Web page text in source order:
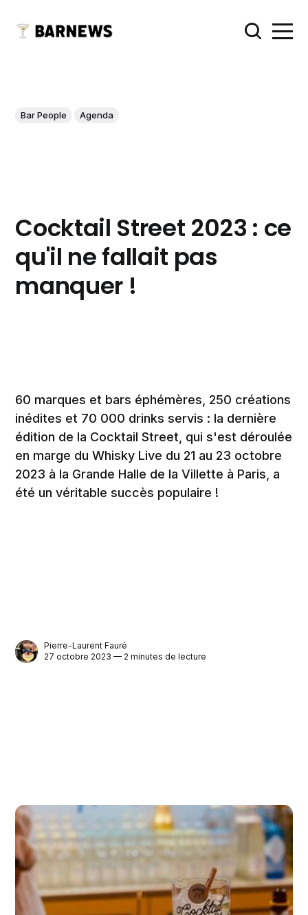
Bar People Agenda
Cocktail Street 2023 : ce
qu'il ne fallait pas
manquer !
60 marques et bars éphémères, 250 créations
inédites et 70 000 drinks servis : la dernière
édition de la Cocktail Street, qui s'est déroulée
en marge du Whisky Live du 21 au 23 octobre
2023 à la Grande Halle de la Villette à Paris, a
été un véritable succès populaire !
Pierre-Laurent Fauré
27 octobre 2023 — 2 minutes de lecture